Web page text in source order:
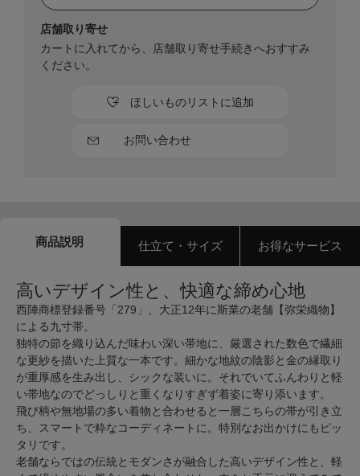
お問い合わせ
ほしいものリストに追加
店舗取り寄せ
カートに入れてから、店舗取り寄せ手続きへおすすみ
ください。
商品説明 仕立て・サイズ お得なサービス
高いデザイン性と、快適な締め心地
西陣商標登録番号「279」、大正12年に斯業の老舗【弥栄織物】
による九寸帯。
独特の節を織り込んだ味わい深い帯地に、厳選された数色で繊細
な更紗を描いた上質な一本です。細かな地紋の陰影と金の縁取り
が重厚感を生み出し、シックな装いに。それでいてふんわりと軽
い帯地なのでどっしりと重くなりすぎず着姿に寄り添います。
飛び柄や無地場の多い着物と合わせると一層こちらの帯が引き立
ち、スマートで粋なコーディネートに。特別なお出かけにもピッ
タリです。
老舗ならではの伝統とモダンさが融合した高いデザイン性と、軽